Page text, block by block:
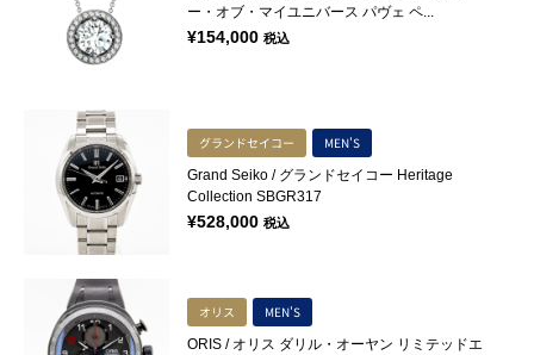
ー・オブ・マイユニバース パヴェ ペ...
¥154,000 税込
グランドセイコー MEN'S
Grand Seiko / グランドセイコー Heritage
Collection SBGR317
¥528,000 税込
オリス MEN'S
ORIS / オリス ダリル・オーヤン リミテッドエ